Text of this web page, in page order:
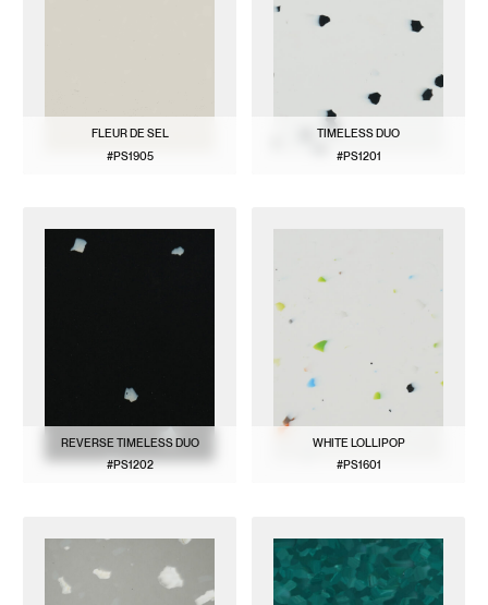
FLEUR DE SEL
#PS1905
TIMELESS DUO
#PS1201
REVERSE TIMELESS DUO
#PS1202
WHITE LOLLIPOP
#PS1601